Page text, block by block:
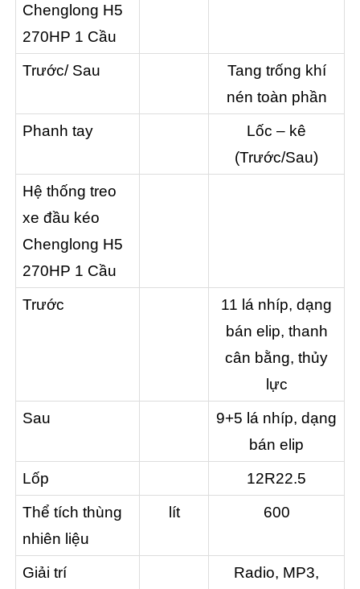
Chenglong H5
270HP 1 Cầu
Trước/ Sau
Tang trống khí
nén toàn phần
Phanh tay
Lốc – kê
(Trước/Sau)
Hệ thống treo
xe đầu kéo
Chenglong H5
270HP 1 Cầu
Trước
11 lá nhíp, dạng
bán elip, thanh
cân bằng, thủy
lực
Sau
9+5 lá nhíp, dạng
bán elip
Lốp
12R22.5
Thể tích thùng
nhiên liệu
lít 600
Giải trí
Radio, MP3,